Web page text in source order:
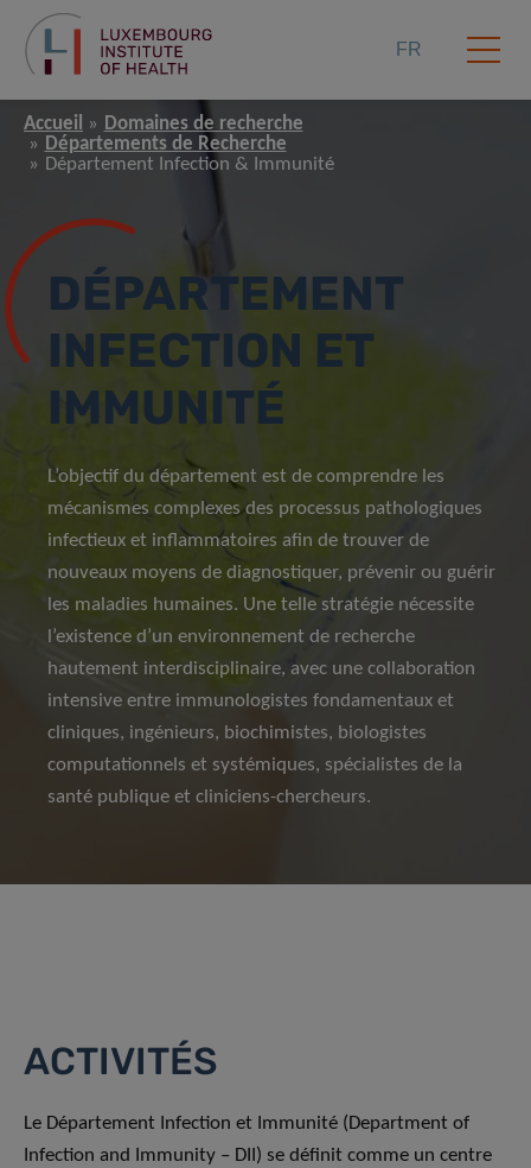
FR
Accueil
Domaines de recherche
Départements de Recherche
Département Infection & Immunité
DÉPARTEMENT
INFECTION ET
IMMUNITÉ
L’objectif du département est de comprendre les
mécanismes complexes des processus pathologiques
infectieux et inflammatoires afin de trouver de
nouveaux moyens de diagnostiquer, prévenir ou guérir
les maladies humaines. Une telle stratégie nécessite
l’existence d’un environnement de recherche
hautement interdisciplinaire, avec une collaboration
intensive entre immunologistes fondamentaux et
cliniques, ingénieurs, biochimistes, biologistes
computationnels et systémiques, spécialistes de la
santé publique et cliniciens-chercheurs.
ACTIVITÉS
Le Département Infection et Immunité (Department of
Infection and Immunity – DII) se définit comme un centre